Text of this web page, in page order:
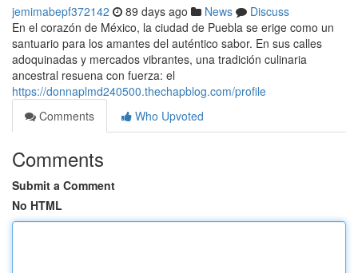
jemimabepf372142 89 days ago News
Discuss
En el corazón de México, la ciudad de Puebla se erige como un
santuario para los amantes del auténtico sabor. En sus calles
adoquinadas y mercados vibrantes, una tradición culinaria
ancestral resuena con fuerza: el
https://donnaplmd240500.thechapblog.com/profile
Comments
Who Upvoted
Comments
Submit a Comment
No HTML